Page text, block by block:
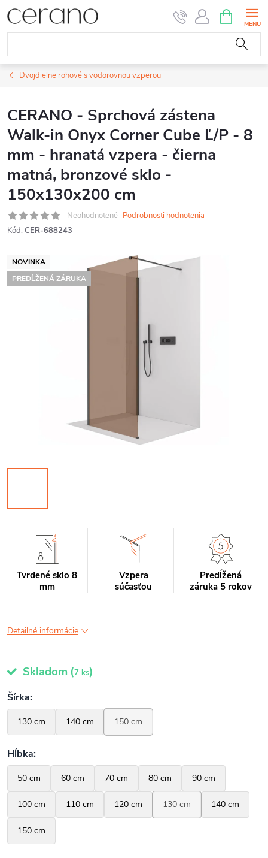
Prejsť
na
obsah
KOŠÍK
Dvojdielne rohové s vodorovnou vzperou
CERANO - Sprchová zástena
Walk-in Onyx Corner Cube Ľ/P - 8
mm - hranatá vzpera - čierna
matná, bronzové sklo -
150x130x200 cm
Neohodnotené Podrobnosti hodnotenia
Kód: CER-688243
NOVINKA
PREDĹŽENÁ ZÁRUKA
Tvrdené sklo 8
mm
Vzpera
súčasťou
Predĺžená
záruka 5 rokov
Detailné informácie
Skladom (7 ks)